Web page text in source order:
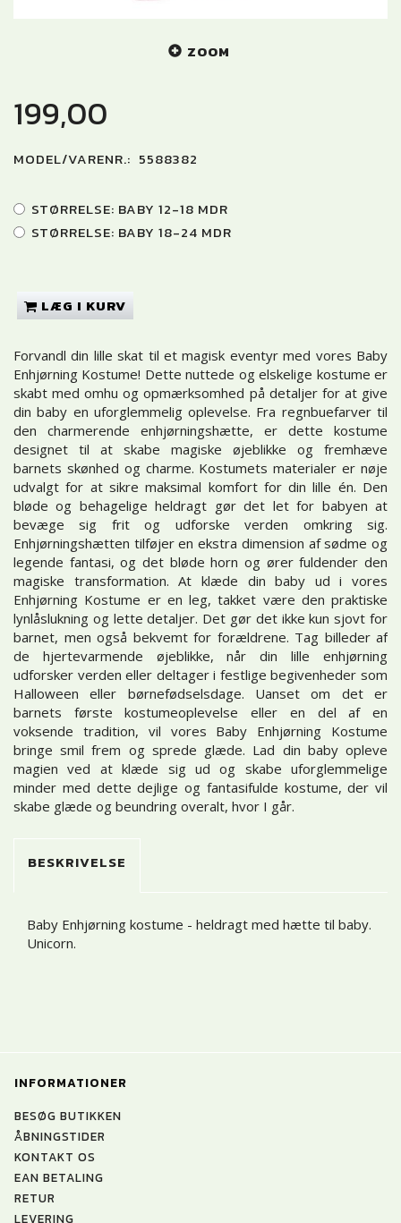
ZOOM
199,00
MODEL/VARENR.: 5588382
STØRRELSE: BABY 12-18 MDR
STØRRELSE: BABY 18-24 MDR
LÆG I KURV
Forvandl din lille skat til et magisk eventyr med vores Baby
Enhjørning Kostume! Dette nuttede og elskelige kostume er
skabt med omhu og opmærksomhed på detaljer for at give
din baby en uforglemmelig oplevelse. Fra regnbuefarver til
den charmerende enhjørningshætte, er dette kostume
designet til at skabe magiske øjeblikke og fremhæve
barnets skønhed og charme. Kostumets materialer er nøje
udvalgt for at sikre maksimal komfort for din lille én. Den
bløde og behagelige heldragt gør det let for babyen at
bevæge sig frit og udforske verden omkring sig.
Enhjørningshætten tilføjer en ekstra dimension af sødme og
legende fantasi, og det bløde horn og ører fuldender den
magiske transformation. At klæde din baby ud i vores
Enhjørning Kostume er en leg, takket være den praktiske
lynlåslukning og lette detaljer. Det gør det ikke kun sjovt for
barnet, men også bekvemt for forældrene. Tag billeder af
de hjertevarmende øjeblikke, når din lille enhjørning
udforsker verden eller deltager i festlige begivenheder som
Halloween eller børnefødselsdage. Uanset om det er
barnets første kostumeoplevelse eller en del af en
voksende tradition, vil vores Baby Enhjørning Kostume
bringe smil frem og sprede glæde. Lad din baby opleve
magien ved at klæde sig ud og skabe uforglemmelige
minder med dette dejlige og fantasifulde kostume, der vil
skabe glæde og beundring overalt, hvor I går.
BESKRIVELSE
Baby Enhjørning kostume - heldragt med hætte til baby.
Unicorn.
INFORMATIONER
BESØG BUTIKKEN
ÅBNINGSTIDER
KONTAKT OS
EAN BETALING
RETUR
LEVERING